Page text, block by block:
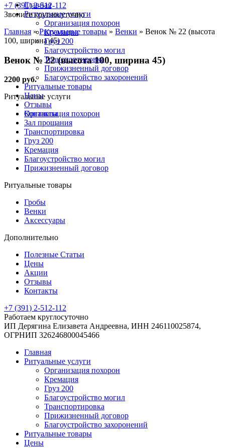
Главная
Ритуальные услуги
Организация похорон
Кремация
Груз 200
Благоустройство могил
Транспортировка
Прижизненный договор
Благоустройство захоронений
Ритуальные товары
Цены
Отзывы
Контакты
+7 (391) 2-512-112
Звоните круглосуточно
Главная »Ритуальные товары » Венки » Венок № 22 (высота
100, ширина 45)
Венок № 22 (высота 100, ширина 45)
2200 руб.
Ритуальные услуги
Организация похорон
Зал прощания
Транспортировка
Груз 200
Кремация
Благоустройство могил
Прижизненный договор
Ритуальные товары
Гробы
Венки
Аксессуары
Дополнительно
Полезные Статьи
Цены
Акции
Отзывы
Контакты
+7 (391) 2-512-112
Работаем круглосуточно
ИП Дерягина Елизавета Андреевна, ИНН 246110025874,
ОГРНИП 326246800045466
Главная
Ритуальные услуги
Организация похорон
Кремация
Груз 200
Благоустройство могил
Транспортировка
Прижизненный договор
Благоустройство захоронений
Ритуальные товары
Цены